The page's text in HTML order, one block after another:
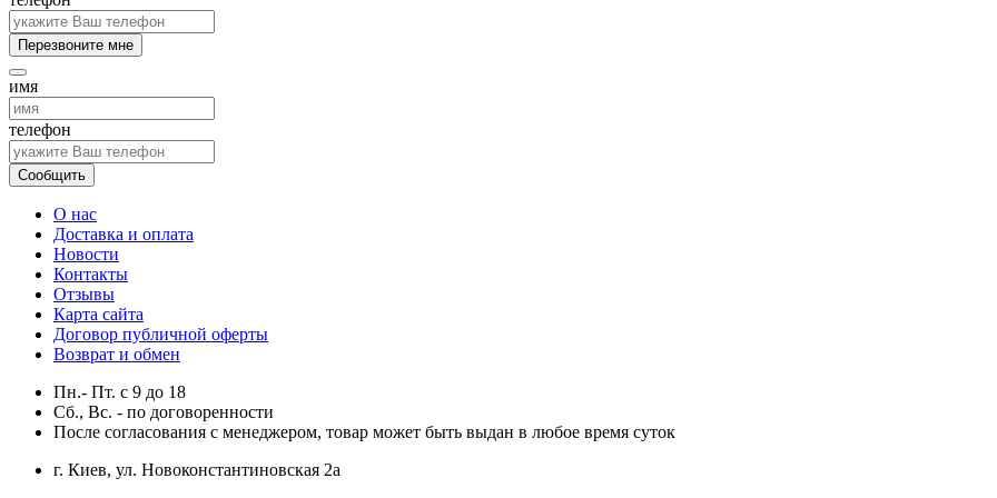
Перезвоните мне
имя
телефон
Сообщить
О нас
Доставка и оплата
Новости
Контакты
Отзывы
Карта сайта
Договор публичной оферты
Возврат и обмен
Пн.- Пт. с 9 до 18
Сб., Вс. - по договоренности
После согласования с менеджером, товар может быть выдан в любое время суток
г. Киев, ул. Новоконстантиновская 2а